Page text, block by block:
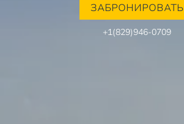
ЗАБРОНИРОВАТЬ
+1(829)946-0709